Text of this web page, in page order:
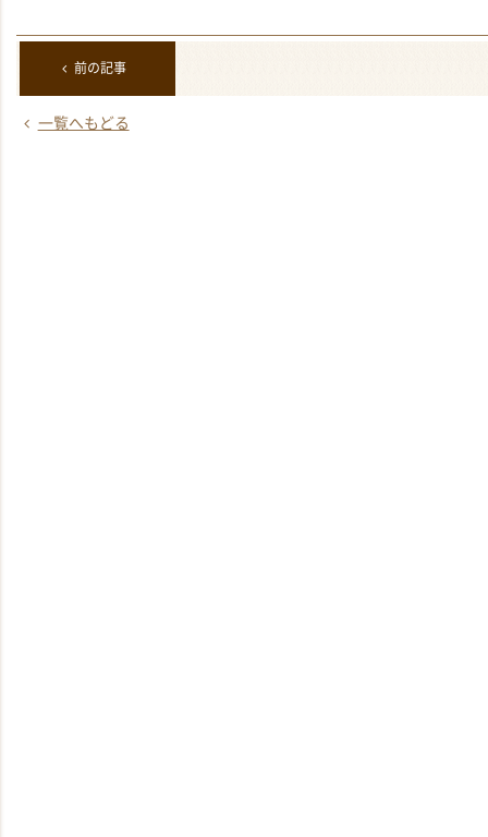
前の記事
一覧へもどる